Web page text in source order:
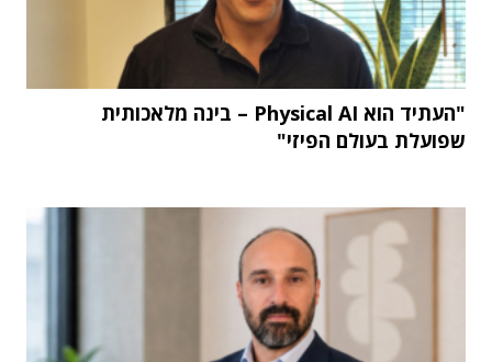
"העתיד הוא Physical AI – בינה מלאכותית
שפועלת בעולם הפיזי"